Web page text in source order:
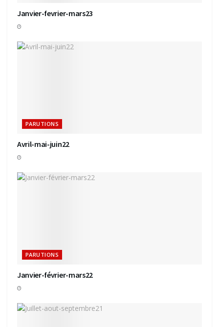
Janvier-fevrier-mars23
PARUTIONS
Avril-mai-juin22
PARUTIONS
Janvier-février-mars22